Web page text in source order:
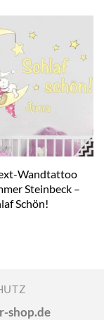
Wandtattoo
Steinbeck –
Schön!
shop.de